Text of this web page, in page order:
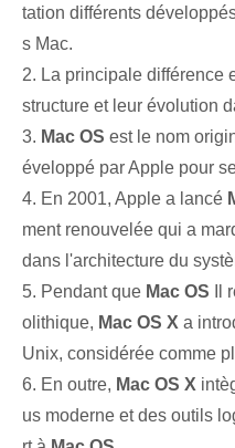
tation différents
s Mac.
2. La principale différence
structure et leur évolution
3. Mac OS est le nom
éveloppé par Apple pour
4. En 2001, Apple a lancé
ment renouvelée qui a
dans l'architecture du
5. Pendant que Mac OS Il
olithique, Mac OS X a
Unix, considérée comme
6. En outre, Mac OS X
us moderne et des outils